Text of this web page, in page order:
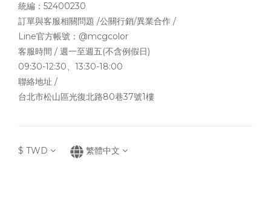
統編：52400230
訂單與客服相關問題 /公關行銷/異業合作 /
Line官方帳號： @mcgcolor
客服時間 / 週一至週五(不含例假日)
09:30-12:30、13:30-18:00
聯絡地址 /
台北市松山區光復北路80巷37號1樓
$ TWD 繁體中文